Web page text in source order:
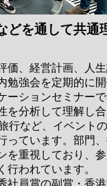
どを通して共通
価、経営計画、人
勉強会を定期的に
ーションセミナーで
を分析して理解し
行など、イベント
っています。部門
を重視しており、
行われています。
社員賞の副賞・香